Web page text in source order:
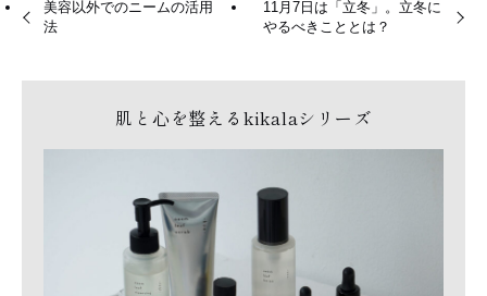
美容以外でのニームの活用
法
11月7日は「立冬」。立冬に
やるべきこととは？
肌と心を整えるkikalaシリーズ